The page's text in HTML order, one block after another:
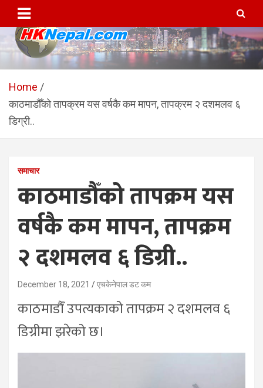
content
HKNepal.com – हङकङबाट
सञ्चालित पहिलो नेपाली अनलाईन
पत्रिका
hknepal, hknepal.com, hk nepal, hk nepal com
Home
काठमाडौँको तापक्रम यस वर्षकै कम मापन, तापक्रम २ दशमलव ६
डिग्री..
समाचार
काठमाडौँको तापक्रम यस
वर्षकै कम मापन, तापक्रम
२ दशमलव ६ डिग्री..
December 18, 2021 एचकेनेपाल डट कम
काठमाडौँ उपत्यकाको तापक्रम २ दशमलव ६
डिग्रीमा झरेको छ।